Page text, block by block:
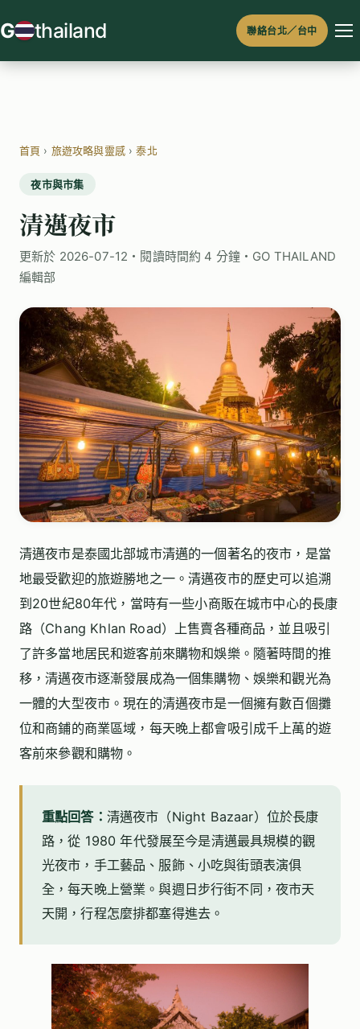
至
G thailand 聯絡台北／台中
首頁 › 旅遊攻略與靈感›泰北
夜市與市集
清邁夜市
更新於 2026-07-12・閱讀時間約 4 分鐘・GO THAILAND
編輯部
清邁夜市是泰國北部城市清邁的一個著名的夜市，是當
地最受歡迎的旅遊勝地之一。清邁夜市的歷史可以追溯
到20世紀80年代，當時有一些小商販在城市中心的長康
路（Chang Khlan Road）上售賣各種商品，並且吸引
了許多當地居民和遊客前來購物和娛樂。隨著時間的推
移，清邁夜市逐漸發展成為一個集購物、娛樂和觀光為
一體的大型夜市。現在的清邁夜市是一個擁有數百個攤
位和商鋪的商業區域，每天晚上都會吸引成千上萬的遊
客前來參觀和購物。
重點回答： 清邁夜市（Night Bazaar）位於長康
路，從 1980 年代發展至今是清邁最具規模的觀
光夜市，手工藝品、服飾、小吃與街頭表演俱
全，每天晚上營業。與週日步行街不同，夜市天
天開，行程怎麼排都塞得進去。